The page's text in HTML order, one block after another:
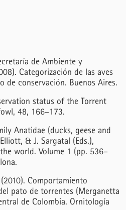
de Ambiente y
Categorización de las aves
de conservación. Buenos Aires.
status of the Torrent
48, 166–173.
Anatidae (ducks, geese and
& J. Sargatal (Eds.),
world. Volume 1 (pp. 536–
Comportamiento
pato de torrentes (Merganetta
de Colombia. Ornitología